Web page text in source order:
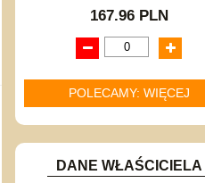
167.96 PLN
POLECAMY: WIĘCEJ
DANE WŁAŚCICIELA